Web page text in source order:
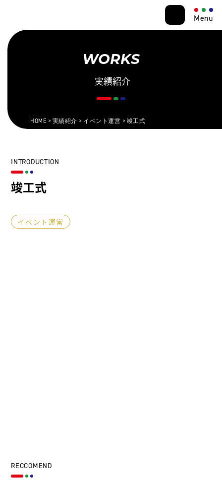
Menu
WORKS
実績紹介
HOME 実績紹介 イベント運営 竣工式
INTRODUCTION
竣工式
イベント運営
RECCOMEND